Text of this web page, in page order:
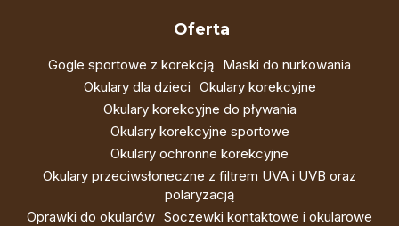
Oferta
Gogle sportowe z korekcją Maski do nurkowania
Okulary dla dzieci Okulary korekcyjne
Okulary korekcyjne do pływania
Okulary korekcyjne sportowe
Okulary ochronne korekcyjne
Okulary przeciwsłoneczne z filtrem UVA i UVB oraz
polaryzacją
Oprawki do okularów Soczewki kontaktowe i okularowe